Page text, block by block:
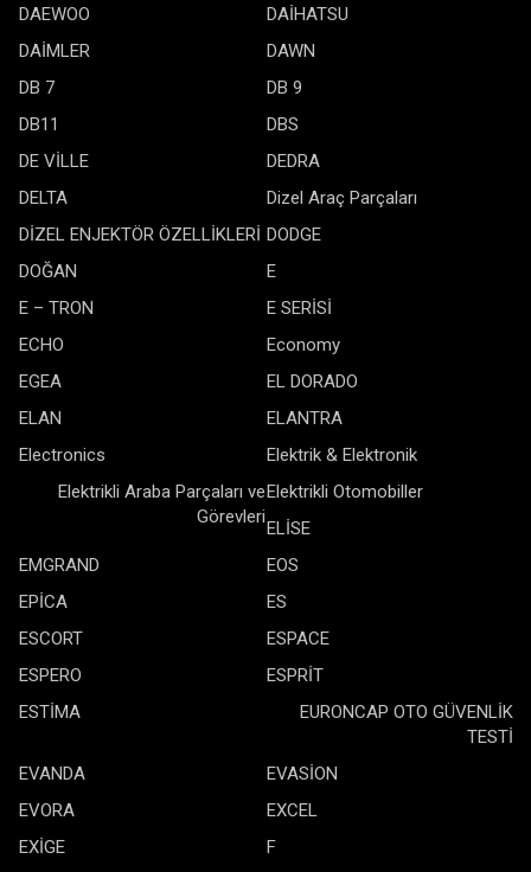
DAEWOO
DAİHATSU
DAİMLER
DAWN
DB 7
DB 9
DB11
DBS
DE VİLLE
DEDRA
DELTA
Dizel Araç Parçaları
DİZEL ENJEKTÖR ÖZELLİKLERİ DODGE
DOĞAN
E
E – TRON
E SERİSİ
ECHO
Economy
EGEA
EL DORADO
ELAN
ELANTRA
Electronics
Elektrik & Elektronik
Elektrikli Araba Parçaları ve
Görevleri
Elektrikli Otomobiller
ELİSE
EMGRAND
EOS
EPİCA
ES
ESCORT
ESPACE
ESPERO
ESPRİT
ESTİMA
EURONCAP OTO GÜVENLİK
TESTİ
EVANDA
EVASİON
EVORA
EXCEL
EXİGE
F